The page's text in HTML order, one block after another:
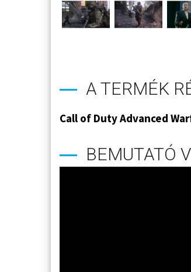
A TERMÉK
Call of Duty Advanced
BEMUTATÓ